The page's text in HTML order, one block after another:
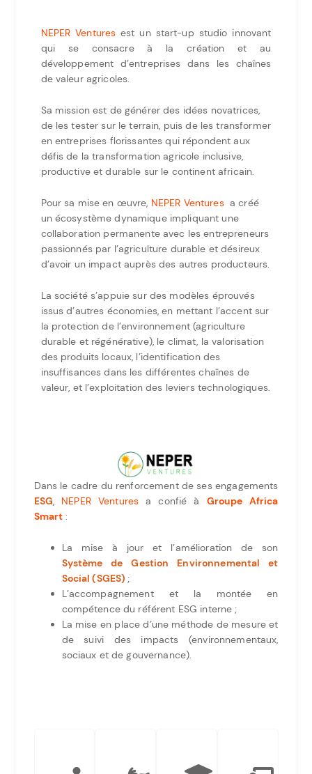
NEPER Ventures est un start-up studio innovant
qui se consacre à la création et au
développement d’entreprises dans les chaînes
de valeur agricoles.
Sa mission est de générer des idées novatrices,
de les tester sur le terrain, puis de les transformer
en entreprises florissantes qui répondent aux
défis de la transformation agricole inclusive,
productive et durable sur le continent africain.
Pour sa mise en œuvre, NEPER Venturesa créé
un écosystème dynamique impliquant une
collaboration permanente avec les entrepreneurs
passionnés par l’agriculture durable et désireux
d’avoir un impact auprès des autres producteurs.
La société s’appuie sur des modèles éprouvés
issus d’autres économies, en mettant l’accent sur
la protection de l’environnement (agriculture
durable et régénérative), le climat, la valorisation
des produits locaux, l’identification des
insuffisances dans les différentes chaînes de
valeur, et l’exploitation des leviers technologiques.
Dans le cadre du renforcement de ses engagements
ESG, NEPER Ventures a confié à Groupe Africa
Smart :
La mise à jour et l’amélioration de son
Système de Gestion Environnemental et
Social (SGES) ;
L’accompagnement et la montée en
compétence du référent ESG interne ;
La mise en place d’une méthode de mesure et
de suivi des impacts (environnementaux,
sociaux et de gouvernance).
Notre Mission